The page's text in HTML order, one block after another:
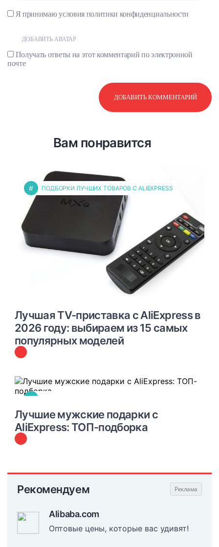
Я принимаю условия политики конфиденциальности
ДОБАВИТЬ АВАТАР
Получать ответы на этот комментарий по электронной
почте
Вам понравится
# ПОДБОРКИ ЛУЧШИХ ТОВАРОВ С ALIEXPRESS
Лучшая TV-приставка с AliExpress в
2026 году: выбираем из 15 самых
популярных моделей
#
Лучшие мужские подарки с
AliExpress: ТОП-подборка
Рекомендуем
Alibaba.com
Оптовые цены, которые вас удивят!